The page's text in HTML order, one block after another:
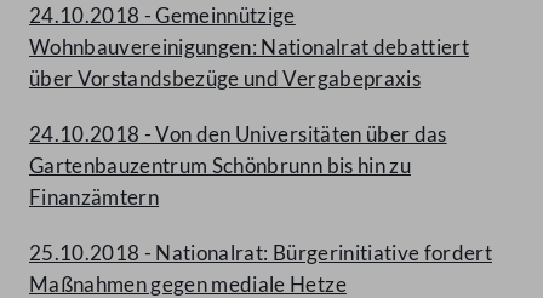
24.10.2018 - Gemeinnützige
Wohnbauvereinigungen: Nationalrat debattiert
über Vorstandsbezüge und Vergabepraxis
24.10.2018 - Von den Universitäten über das
Gartenbauzentrum Schönbrunn bis hin zu
Finanzämtern
25.10.2018 - Nationalrat: Bürgerinitiative fordert
Maßnahmen gegen mediale Hetze